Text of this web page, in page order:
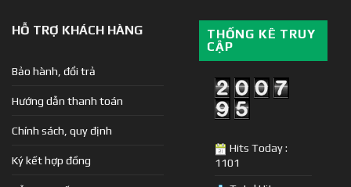
HỖ TRỢ KHÁCH HÀNG
Bảo hành, đổi trả
Hướng dẫn thanh toán
Chính sách, quy định
Ký kết hợp đồng
THỐNG KÊ TRUY
CẬP
Hits Today :
1101